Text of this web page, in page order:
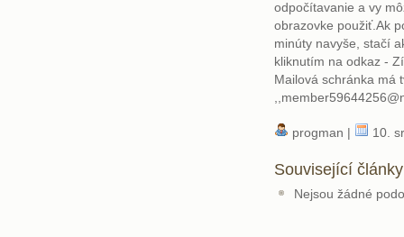
odpočítavanie a vy
obrazovke použiť.Ak
minúty navyše, stačí
kliknutím na odkaz -
Mailová schránka má
progman | 10.
Související články
Nejsou žádné